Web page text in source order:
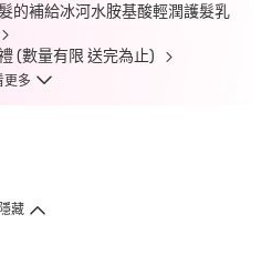
的補給冰河水胺基酸輕潤護髮乳
(數量有限 送完為止)
更多
隱藏